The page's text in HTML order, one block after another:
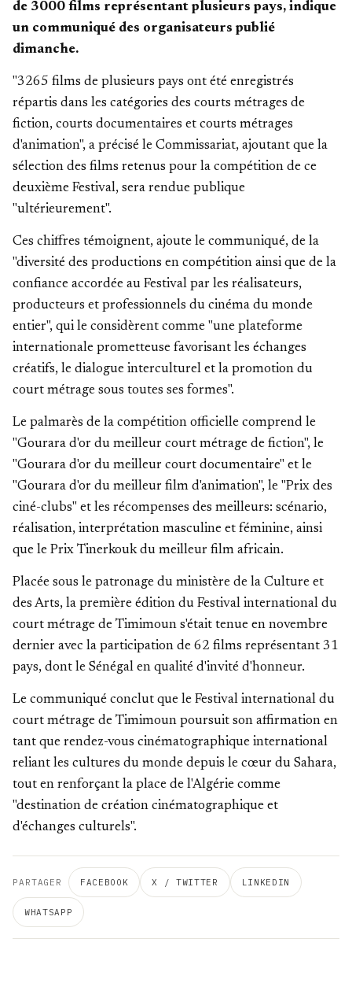
de 3000 films représentant plusieurs pays, indique
un communiqué des organisateurs publié
dimanche.
"3265 films de plusieurs pays ont été enregistrés
répartis dans les catégories des courts métrages de
fiction, courts documentaires et courts métrages
d'animation", a précisé le Commissariat, ajoutant que la
sélection des films retenus pour la compétition de ce
deuxième Festival, sera rendue publique
"ultérieurement".
Ces chiffres témoignent, ajoute le communiqué, de la
"diversité des productions en compétition ainsi que de la
confiance accordée au Festival par les réalisateurs,
producteurs et professionnels du cinéma du monde
entier", qui le considèrent comme "une plateforme
internationale prometteuse favorisant les échanges
créatifs, le dialogue interculturel et la promotion du
court métrage sous toutes ses formes".
Le palmarès de la compétition officielle comprend le
"Gourara d'or du meilleur court métrage de fiction", le
"Gourara d'or du meilleur court documentaire" et le
"Gourara d'or du meilleur film d'animation", le "Prix des
ciné-clubs" et les récompenses des meilleurs: scénario,
réalisation, interprétation masculine et féminine, ainsi
que le Prix Tinerkouk du meilleur film africain.
Placée sous le patronage du ministère de la Culture et
des Arts, la première édition du Festival international du
court métrage de Timimoun s'était tenue en novembre
dernier avec la participation de 62 films représentant 31
pays, dont le Sénégal en qualité d'invité d'honneur.
Le communiqué conclut que le Festival international du
court métrage de Timimoun poursuit son affirmation en
tant que rendez-vous cinématographique international
reliant les cultures du monde depuis le cœur du Sahara,
tout en renforçant la place de l'Algérie comme
"destination de création cinématographique et
d'échanges culturels".
PARTAGER FACEBOOK X / TWITTER LINKEDIN
WHATSAPP